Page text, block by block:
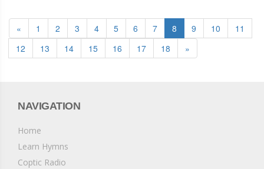
« 1 2 3 4 5 6 7 8 9 10
11
12
13 14 15 16 17 18 »
NAVIGATION
Home
Learn Hymns
Coptic Radio